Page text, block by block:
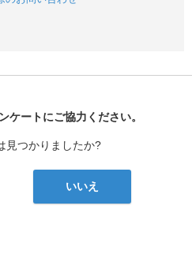
ケートにご協力ください。
見つかりましたか?
いいえ